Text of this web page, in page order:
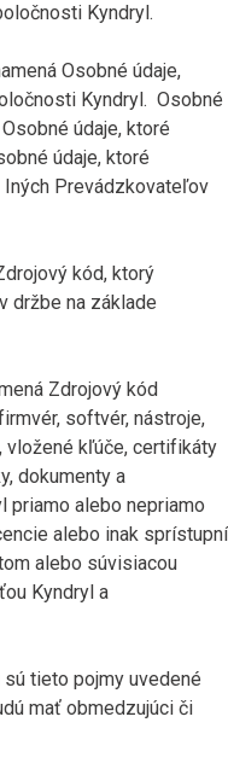
Kyndryl.
Osobné údaje,
Kyndryl. Osobné
údaje, ktoré
údaje, ktoré
Prevádzkovateľov
kód, ktorý
držbe na základe
Zdrojový kód
softvér, nástroje,
vložené kľúče, certifikáty
dokumenty a
priamo alebo nepriamo
alebo inak sprístupní
alebo súvisiacou
Kyndryl a
sú tieto pojmy uvedené
mať obmedzujúci či